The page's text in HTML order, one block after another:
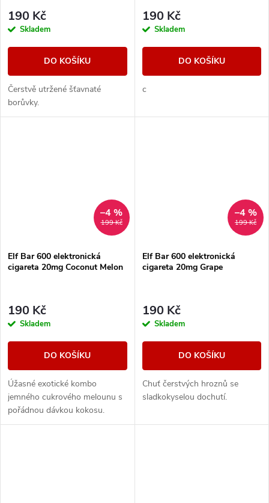
190 Kč
Skladem
DO KOŠÍKU
Čerstvě utržené šťavnaté
borůvky.
190 Kč
Skladem
DO KOŠÍKU
c
199 Kč
–4 %
Elf Bar 600 elektronická
cigareta 20mg Coconut Melon
190 Kč
Skladem
DO KOŠÍKU
Úžasné exotické kombo
jemného cukrového melounu s
pořádnou dávkou kokosu.
199 Kč
–4 %
Elf Bar 600 elektronická
cigareta 20mg Grape
190 Kč
Skladem
DO KOŠÍKU
Chuť čerstvých hroznů se
sladkokyselou dochutí.